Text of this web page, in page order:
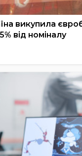
викупила
від номіналу